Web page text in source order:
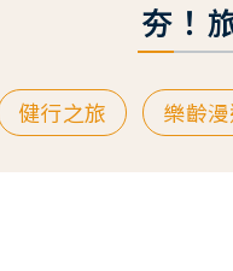
夯！
健行之旅 樂齡